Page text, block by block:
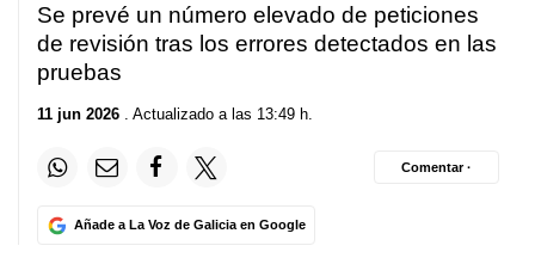
Se prevé un número elevado de peticiones
de revisión tras los errores detectados en las
pruebas
11 jun 2026 . Actualizado a las 13:49 h.
Añade a La Voz de Galicia en Google
Comentar ·